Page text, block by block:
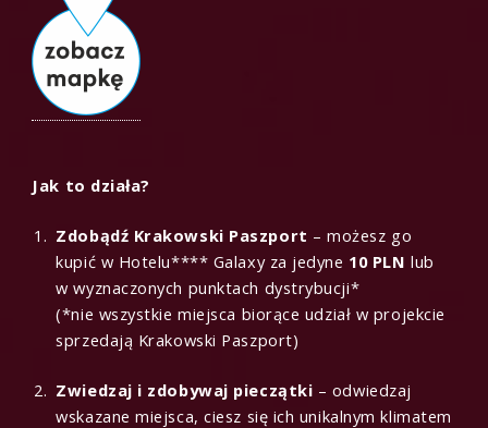
Jak to działa?
Zdobądź Krakowski Paszport – możesz go
kupić w Hotelu**** Galaxy za jedyne 10 PLN lub
w wyznaczonych punktach dystrybucji*
(*nie wszystkie miejsca biorące udział w projekcie
sprzedają Krakowski Paszport)
Zwiedzaj i zdobywaj pieczątki – odwiedzaj
wskazane miejsca, ciesz się ich unikalnym klimatem